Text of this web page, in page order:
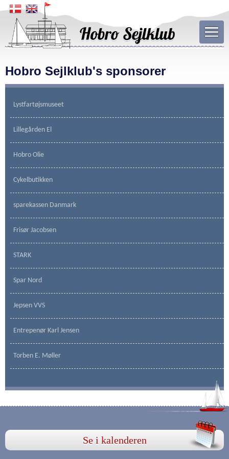
Hobro Sejlklub's sponsorer
Lystfartøjsmuseet
Lillegården El
Hobro Olie
Cykelbutikken
sparekassen Danmark
Frisør Jacobsen
STARK
Spar Nord
Jepsen VVS
Entrepenør Karl Jensen
Torben E. Møller
Se i kalenderen